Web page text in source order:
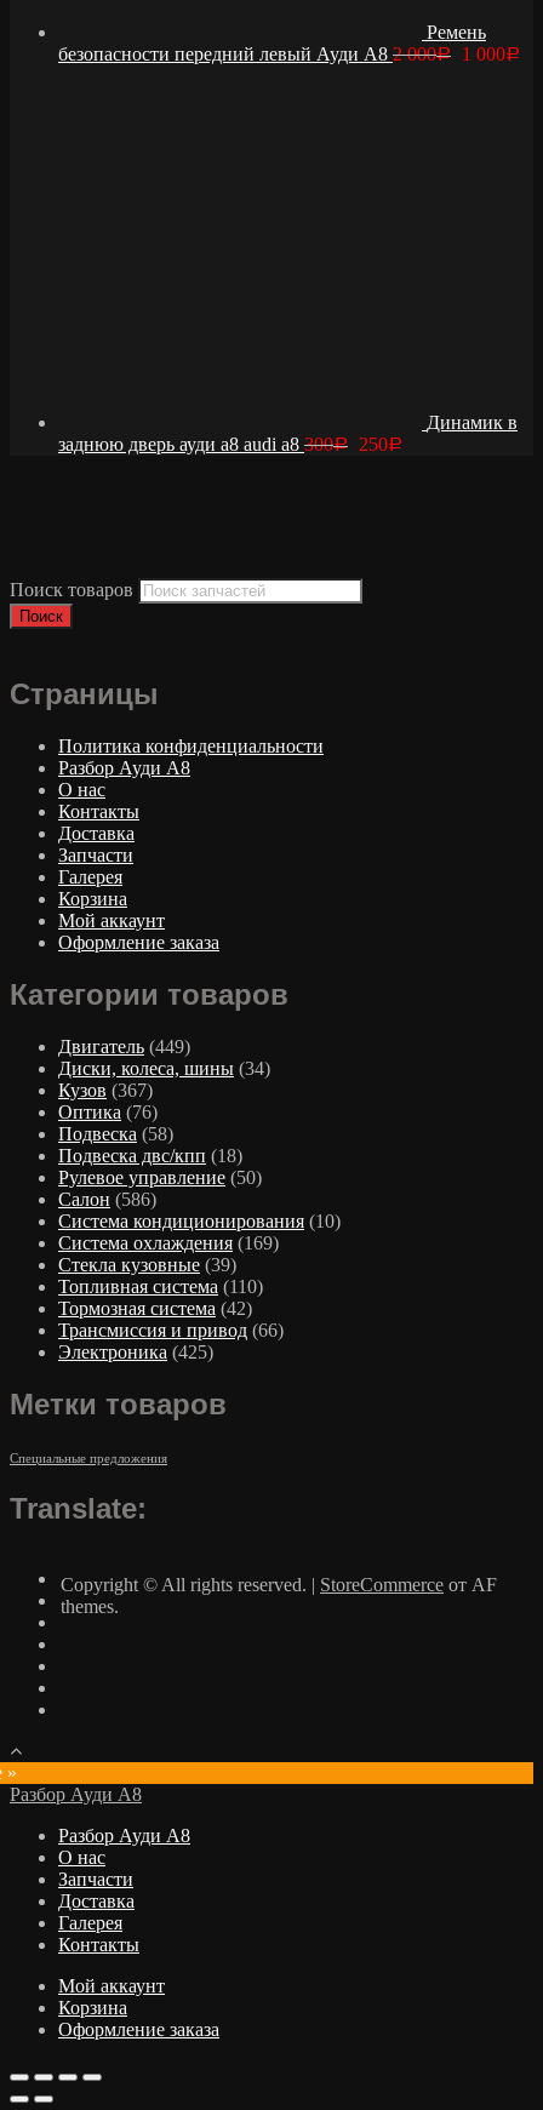
Ремень
безопасности передний левый Ауди А8 2 000Р 1 000Р
Динамик в
заднюю дверь ауди а8 audi a8 300Р 250Р
Поиск товаров
Поиск
Страницы
Политика конфиденциальности
Разбор Ауди А8
О нас
Контакты
Доставка
Запчасти
Галерея
Корзина
Мой аккаунт
Оформление заказа
Категории товаров
Двигатель (449)
Диски, колеса, шины (34)
Кузов (367)
Оптика (76)
Подвеска (58)
Подвеска двс/кпп (18)
Рулевое управление (50)
Салон (586)
Система кондиционирования (10)
Система охлаждения (169)
Стекла кузовные (39)
Топливная система (110)
Тормозная система (42)
Трансмиссия и привод (66)
Электроника (425)
Метки товаров
Специальные предложения
Translate:
Copyright © All rights reserved. | StoreCommerce от AF
themes.
»
Разбор Ауди А8
Разбор Ауди А8
О нас
Запчасти
Доставка
Галерея
Контакты
Мой аккаунт
Корзина
Оформление заказа